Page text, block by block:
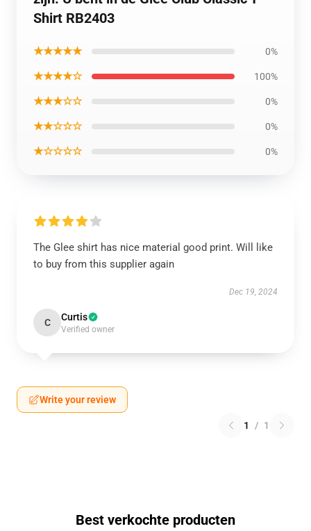
Shirt RB2403
★★★★★ 0%
★★★★☆ 100%
★★★☆☆ 0%
★★☆☆☆ 0%
★☆☆☆☆ 0%
The Glee shirt has nice material good print. Will like
to buy from this supplier again
Dec 19, 2024
C Curtis
Verified owner
Write your review
1 / 1
Best verkochte producten